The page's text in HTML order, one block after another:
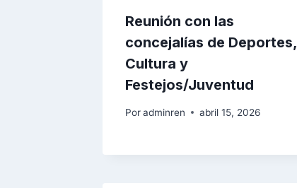
Reunión con las
concejalías de Deportes,
Cultura y
Festejos/Juventud
Poradminren abril 15, 2026